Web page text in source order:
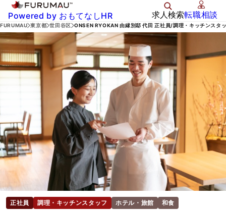
Powered by おもてなしHR 求人検索転職相談
FURUMAU 東京都 世田谷区 ONSEN RYOKAN 由縁別邸 代田 正社員/調理・キッチンスタ
正社員 調理・キッチンスタッフ ホテル・旅館 和食